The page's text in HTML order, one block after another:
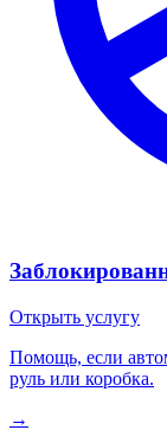
Открыть услугу
Помощь, если
руль или коробка.
→